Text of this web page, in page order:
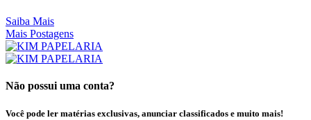
Saiba Mais
Mais Postagens
Não possui uma conta?
Você pode ler matérias exclusivas, anunciar classificados e muito mais!